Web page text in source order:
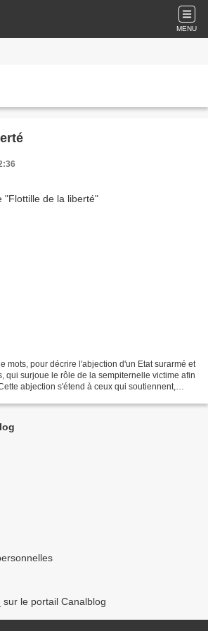
MENU
mots, pour décrire l'abjection d'un Etat surarmé et
qui surjoue le rôle de la sempiternelle victime afin
abjection s'étend à ceux qui soutiennent,
le portail Canalblog